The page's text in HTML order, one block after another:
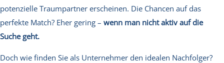
potenzielle Traumpartner erscheinen. Die Chancen auf das
perfekte Match? Eher gering – wenn man nicht aktiv auf die
Suche geht.
Doch wie finden Sie als Unternehmer den idealen Nachfolger?